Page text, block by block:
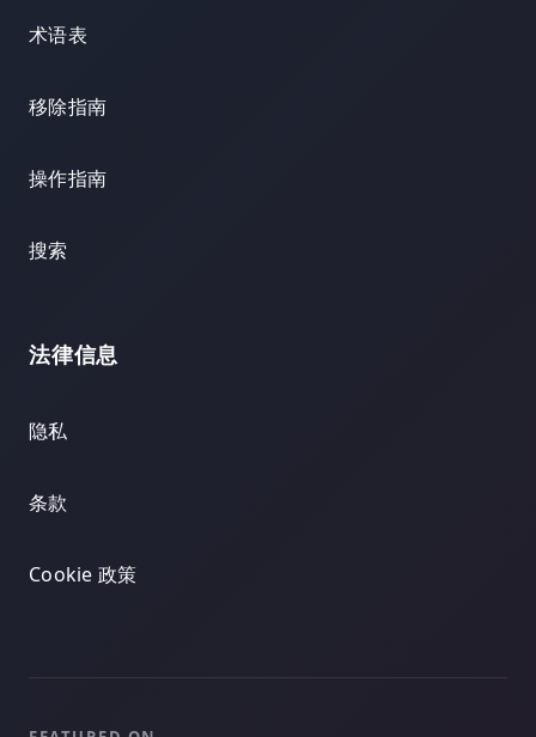
术语表
移除指南
操作指南
搜索
法律信息
隐私
条款
Cookie 政策